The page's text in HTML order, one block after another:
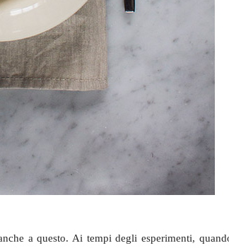
a questo. Ai tempi degli esperimenti,